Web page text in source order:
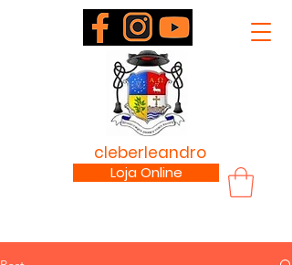
cleberleandro
Loja Online